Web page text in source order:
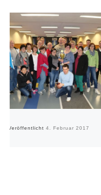
Veröffentlicht 4. Februar 2017